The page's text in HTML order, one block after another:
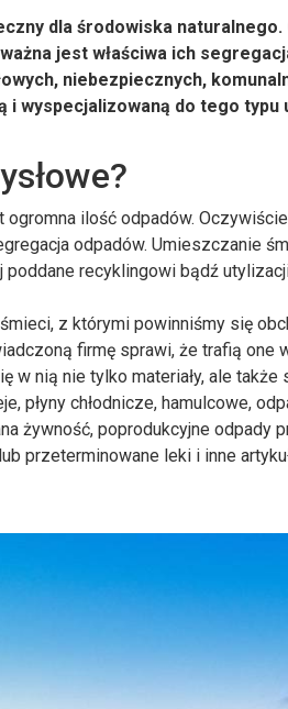
dla środowiska naturalnego.
jest właściwa ich
niebezpiecznych,
wyspecjalizowaną do tego typu
ogromna ilość odpadów.
odpadów. Umieszczanie
recyklingowi bądź
z którymi powinniśmy się
firmę sprawi, że trafią one
nią nie tylko materiały, ale
płyny chłodnicze, hamulcowe,
żywność, poprodukcyjne odpady
przeterminowane leki i inne